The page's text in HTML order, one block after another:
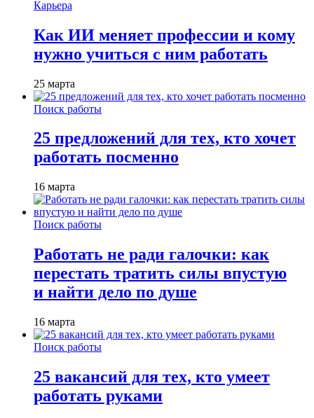
Карьера
Как ИИ меняет профессии и кому
нужно учиться с ним работать
25 марта
Поиск работы
25 предложений для тех, кто хочет
работать посменно
16 марта
Поиск работы
Работать не ради галочки: как
перестать тратить силы впустую
и найти дело по душе
16 марта
Поиск работы
25 вакансий для тех, кто умеет
работать руками